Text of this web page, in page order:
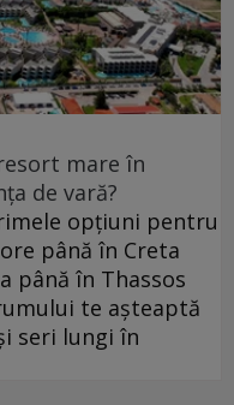
mare în
de vară?
opțiuni pentru
până în Creta
până în Thassos
te așteaptă
seri lungi în